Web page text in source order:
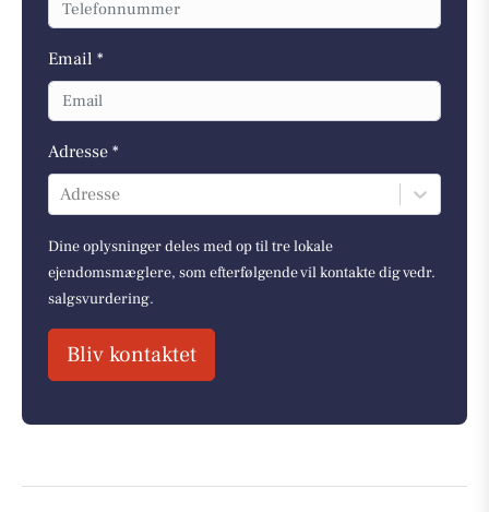
Email *
Adresse *
Adresse
Dine oplysninger deles med op til tre lokale
ejendomsmæglere, som efterfølgende vil kontakte dig vedr.
salgsvurdering.
Bliv kontaktet